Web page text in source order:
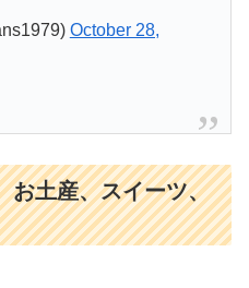
October 28,
お土産、スイーツ、